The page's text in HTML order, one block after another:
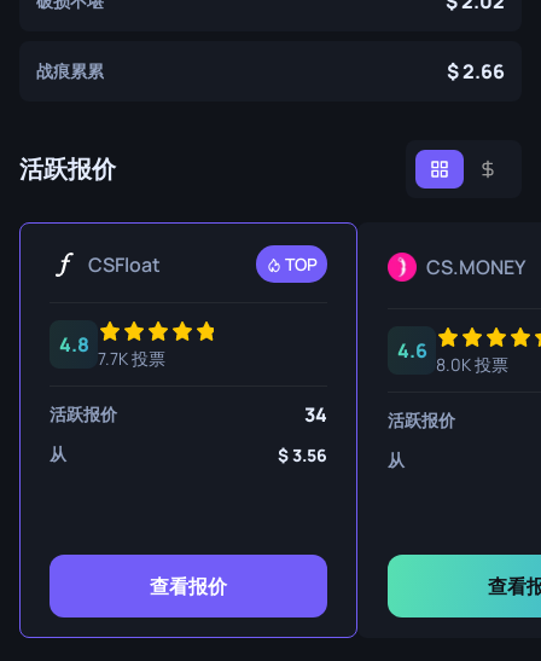
战痕累累 2.66
活跃报价
CSFloat TOP
4.8
7.7K 投票
活跃报价 34
从 3.56
查看报价
CS.MONEY
4.6
8.0K 投票
活跃报价
从
查看